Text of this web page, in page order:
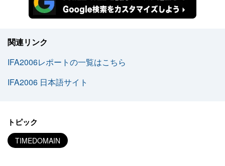
関連リンク
IFA2006レポートの一覧はこちら
IFA2006 日本語サイト
トピック
TIMEDOMAIN